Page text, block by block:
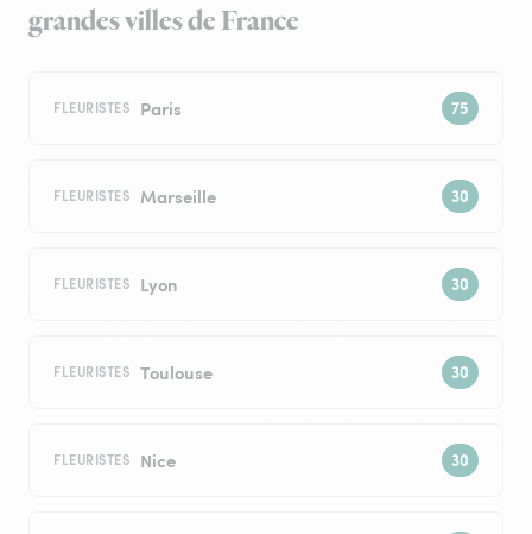
grandes villes de France
FLEURISTES Paris
FLEURISTES Marseille
FLEURISTES Lyon
FLEURISTES Toulouse
FLEURISTES Nice